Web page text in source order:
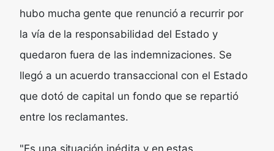
hubo mucha gente que renunció a recurrir por
la vía de la responsabilidad del Estado y
quedaron fuera de las indemnizaciones. Se
llegó a un acuerdo transaccional con el Estado
que dotó de capital un fondo que se repartió
entre los reclamantes.